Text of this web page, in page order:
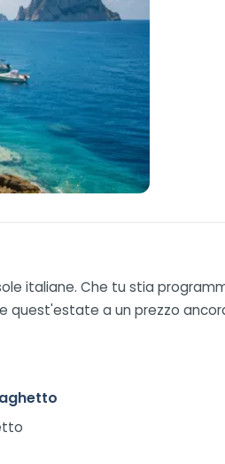
italiane. Che tu stia
a un prezzo